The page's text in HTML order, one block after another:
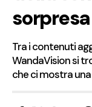
sorpresa
Tra i contenuti
WandaVision si
che ci mostra